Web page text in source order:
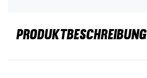
PRODUKTBESCHREIBUNG